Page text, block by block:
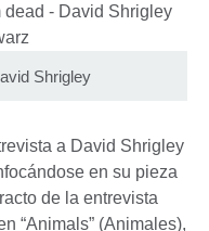
Shrigley
a David Shrigley
en su pieza
de la entrevista
“Animals” (Animales),